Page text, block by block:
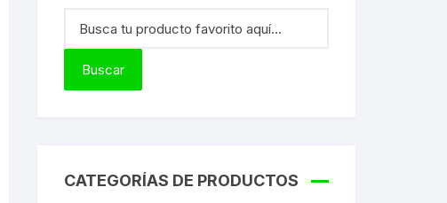
CATEGORÍAS DE PRODUCTOS